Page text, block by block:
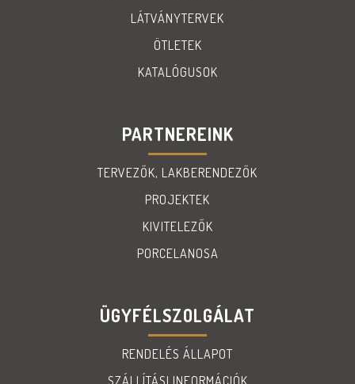
LÁTVÁNYTERVEK
ÖTLETEK
KATALÓGUSOK
PARTNEREINK
TERVEZŐK, LAKBERENDEZŐK
PROJEKTEK
KIVITELEZŐK
PORCELANOSA
ÜGYFÉLSZOLGÁLAT
RENDELÉS ÁLLAPOT
SZÁLLÍTÁSI INFORMÁCIÓK